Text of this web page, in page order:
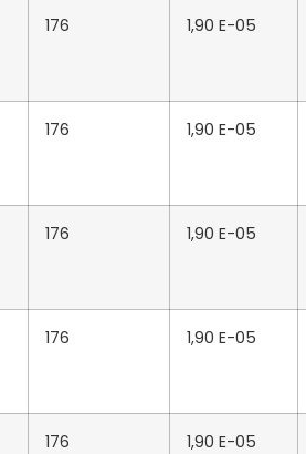
176 1,90 E-05
176 1,90 E-05
176 1,90 E-05
176 1,90 E-05
176 1,90 E-05